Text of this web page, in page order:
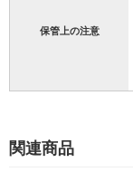
保管上の注意
関連商品